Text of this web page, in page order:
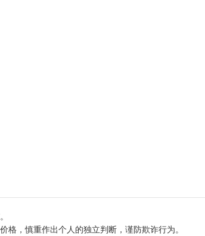
，慎重作出个人的独立判断，谨防欺诈行为。